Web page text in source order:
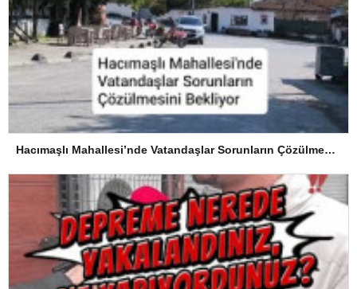
Hacımaşlı Mahallesi’nde Vatandaşlar Sorunların Çözülmesini Bekliyor